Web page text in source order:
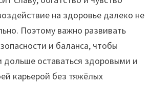
на здоровье далеко не
Поэтому важно развивать
и баланса, чтобы
дольше оставаться здоровыми и
карьерой без тяжёлых